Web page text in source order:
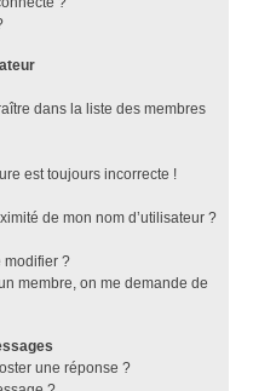
dans la liste des membres
est toujours incorrecte !
de mon nom d’utilisateur ?
modifier ?
membre, on me demande de
une réponse ?